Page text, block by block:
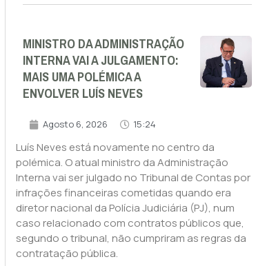
MINISTRO DA ADMINISTRAÇÃO
INTERNA VAI A JULGAMENTO:
MAIS UMA POLÉMICA A
ENVOLVER LUÍS NEVES
Agosto 6, 2026 15:24
Luís Neves está novamente no centro da
polémica. O atual ministro da Administração
Interna vai ser julgado no Tribunal de Contas por
infrações financeiras cometidas quando era
diretor nacional da Polícia Judiciária (PJ), num
caso relacionado com contratos públicos que,
segundo o tribunal, não cumpriram as regras da
contratação pública.